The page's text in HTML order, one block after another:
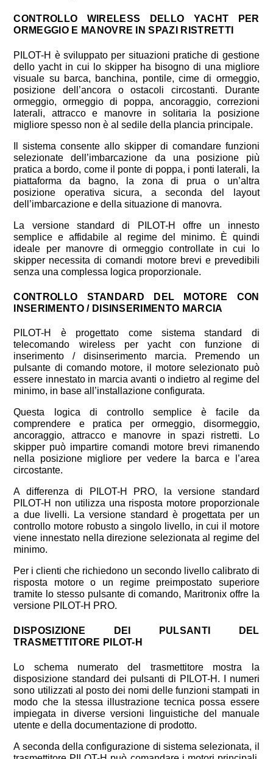
CONTROLLO WIRELESS DELLO YACHT PER
ORMEGGIO E MANOVRE IN SPAZI RISTRETTI
PILOT-H è sviluppato per situazioni pratiche di gestione
dello yacht in cui lo skipper ha bisogno di una migliore
visuale su barca, banchina, pontile, cime di ormeggio,
posizione dell’ancora o ostacoli circostanti. Durante
ormeggio, ormeggio di poppa, ancoraggio, correzioni
laterali, attracco e manovre in solitaria la posizione
migliore spesso non è al sedile della plancia principale.
Il sistema consente allo skipper di comandare funzioni
selezionate dell’imbarcazione da una posizione più
pratica a bordo, come il ponte di poppa, i ponti laterali, la
piattaforma da bagno, la zona di prua o un’altra
posizione operativa sicura, a seconda del layout
dell’imbarcazione e della situazione di manovra.
La versione standard di PILOT-H offre un innesto
semplice e affidabile al regime del minimo. È quindi
ideale per manovre di ormeggio controllate in cui lo
skipper necessita di comandi motore brevi e prevedibili
senza una complessa logica proporzionale.
CONTROLLO STANDARD DEL MOTORE CON
INSERIMENTO / DISINSERIMENTO MARCIA
PILOT-H è progettato come sistema standard di
telecomando wireless per yacht con funzione di
inserimento / disinserimento marcia. Premendo un
pulsante di comando motore, il motore selezionato può
essere innestato in marcia avanti o indietro al regime del
minimo, in base all’installazione configurata.
Questa logica di controllo semplice è facile da
comprendere e pratica per ormeggio, disormeggio,
ancoraggio, attracco e manovre in spazi ristretti. Lo
skipper può impartire comandi motore brevi rimanendo
nella posizione migliore per vedere la barca e l’area
circostante.
A differenza di PILOT-H PRO, la versione standard
PILOT-H non utilizza una risposta motore proporzionale
a due livelli. La versione standard è progettata per un
controllo motore robusto a singolo livello, in cui il motore
viene innestato nella direzione selezionata al regime del
minimo.
Per i clienti che richiedono un secondo livello calibrato di
risposta motore o un regime preimpostato superiore
tramite lo stesso pulsante di comando, Maritronix offre la
versione PILOT-H PRO.
DISPOSIZIONE DEI PULSANTI DEL
TRASMETTITORE PILOT-H
Lo schema numerato del trasmettitore mostra la
disposizione standard dei pulsanti di PILOT-H. I numeri
sono utilizzati al posto dei nomi delle funzioni stampati in
modo che la stessa illustrazione tecnica possa essere
impiegata in diverse versioni linguistiche del manuale
utente e della documentazione di prodotto.
A seconda della configurazione di sistema selezionata, il